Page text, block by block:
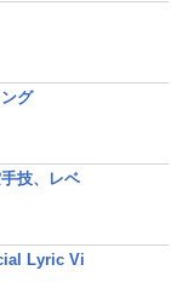
グ
技、レベ
Lyric Vi